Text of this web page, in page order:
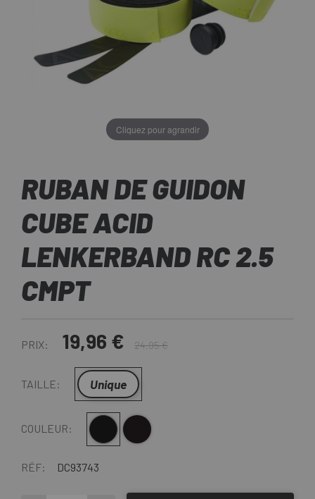
Cliquez pour agrandir
RUBAN DE GUIDON
CUBE ACID
LENKERBAND RC 2.5
CMPT
PRIX: 19,96 € 24,95 €
TAILLE: Unique
COULEUR: Noir-JauneNoir-Orange
RÉF: DC93743